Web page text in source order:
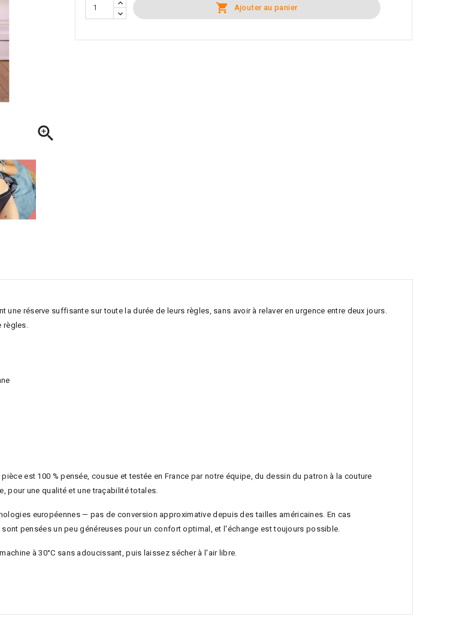

 Ajouter au panier
réserve suffisante sur toute la durée de leurs règles, sans avoir à relaver en urgence entre deux jours.
règles.
est 100 % pensée, cousue et testée en France par notre équipe, du dessin du patron à la couture
pour une qualité et une traçabilité totales.
européennes — pas de conversion approximative depuis des tailles américaines. En cas
pensées un peu généreuses pour un confort optimal, et l'échange est toujours possible.
à 30°C sans adoucissant, puis laissez sécher à l'air libre.